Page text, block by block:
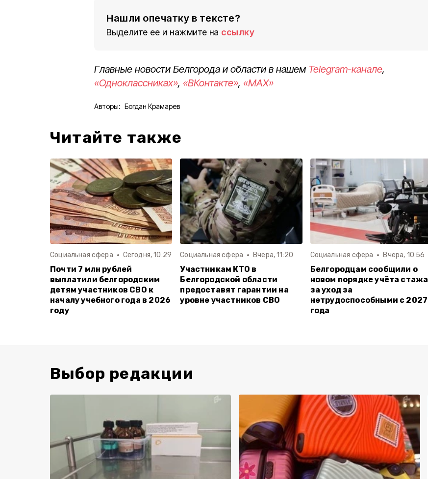
Нашли опечатку в тексте?
Выделите ее и нажмите на ссылку
Главные новости Белгорода и области в нашем Telegram-канале,
«Одноклассниках», «ВКонтакте», «MAX»
Авторы: Богдан Крамарев
Читайте также
Социальная сфера Сегодня, 10:29
Почти 7 млн рублей
выплатили белгородским
детям участников СВО к
началу учебного года в 2026
году
Социальная сфера Вчера, 11:20
Участникам КТО в
Белгородской области
предоставят гарантии на
уровне участников СВО
Социальная сфера Вчера, 10:56
Белгородцам сообщили о
новом порядке учёта стажа
за уход за
нетрудоспособными с 2027
года
Выбор редакции